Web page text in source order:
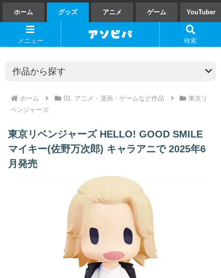
ホーム グッズ アニメ ゲーム YouTuber
ホーム 01. アニメ・漫画・ゲームなど作品
東京リ
ベンジャーズ
東京リベンジャーズ HELLO! GOOD SMILE
マイキー(佐野万次郎) キャラアニで 2025年6
月発売
メニュー 検索